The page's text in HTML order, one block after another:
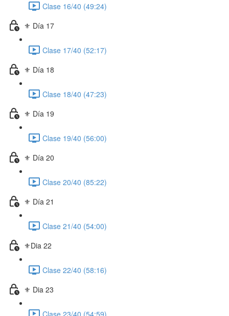
Clase 16/40 (49:24)
⚜️ Día 17
Clase 17/40 (52:17)
⚜️ Día 18
Clase 18/40 (47:23)
⚜️ Día 19
Clase 19/40 (56:00)
⚜️ Día 20
Clase 20/40 (85:22)
⚜️ Día 21
Clase 21/40 (54:00)
⚜️Dia 22
Clase 22/40 (58:16)
⚜️ Dia 23
Clase 23/40 (54:59)